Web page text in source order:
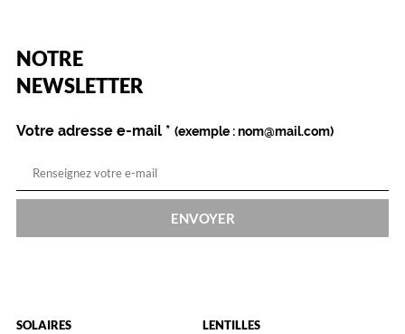
NOTRE
NEWSLETTER
Name
Votre adresse e-mail *
(Ce
champ
est
obligatoire)
(exemple : nom@mail.com)
ENVOYER
SOLAIRES LENTILLES